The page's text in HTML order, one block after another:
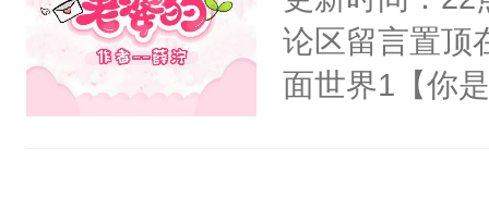
他才发现：他
氓，本体是全
来想逗逗人类
论区留言置顶
面世界1【你